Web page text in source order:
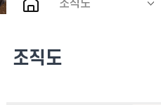
조직도
조직도